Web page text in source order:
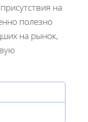
на
полезно
на рынок,